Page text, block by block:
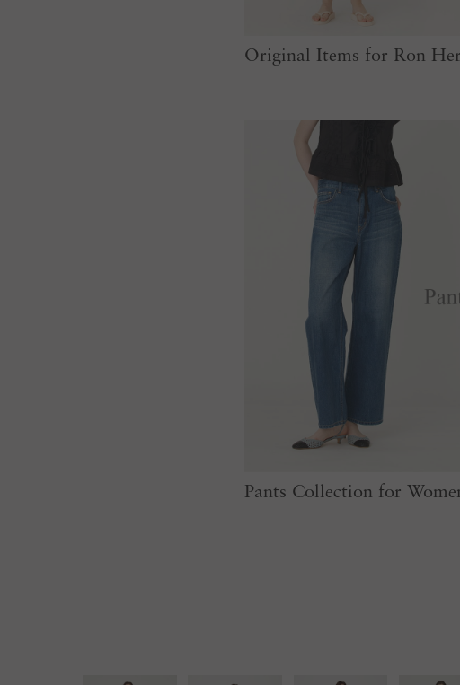
Original Items for Ron
Pants Collection for